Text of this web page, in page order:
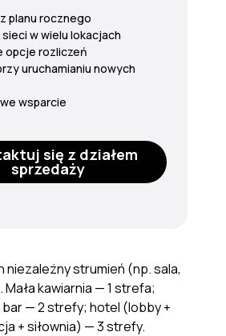
strumień (np. sala,
Mała kawiarnia — 1 strefa;
— 2 strefy; hotel (lobby +
+ siłownia) — 3 strefy.
się z działem
sprzedaży
planu rocznego
w wielu lokacjach
opcje rozliczeń
uruchamianiu nowych
wsparcie